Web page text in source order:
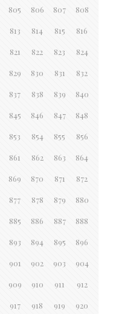
805 806 807 808
813 814 815 816
821 822 823 824
829 830 831 832
837 838 839 840
845 846 847 848
853 854 855 856
861 862 863 864
869 870 871 872
877 878 879 880
885 886 887 888
893 894 895 896
901 902 903 904
909 910 911 912
917 918 919 920